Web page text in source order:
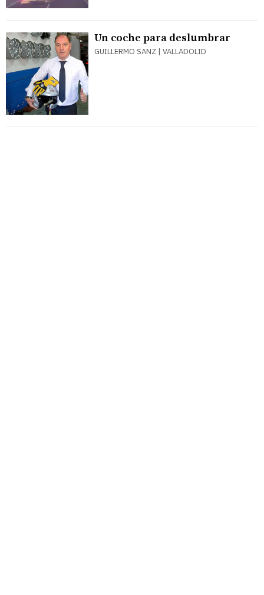
Un coche para deslumbrar
GUILLERMO SANZ | VALLADOLID